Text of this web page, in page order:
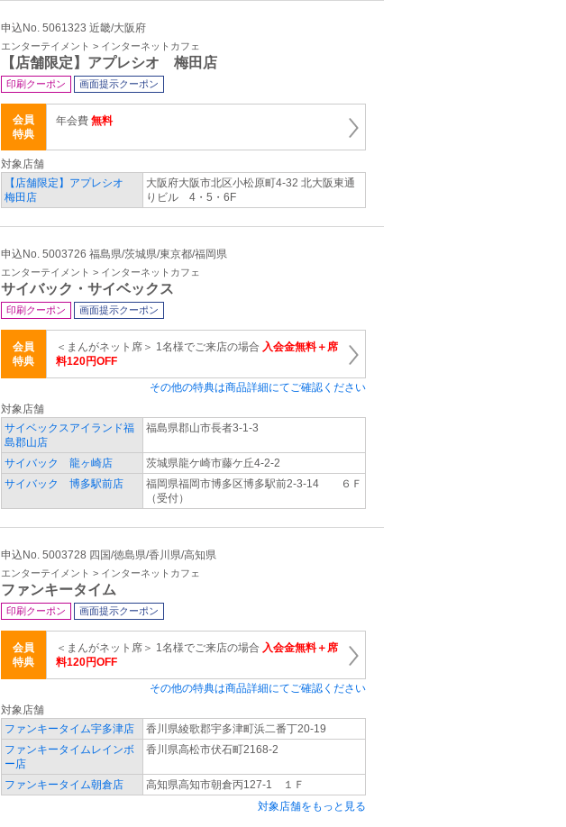
申込No. 5061323 近畿/大阪府
エンターテイメント > インターネットカフェ
【店舗限定】アプレシオ 梅田店
印刷クーポン 画面提示クーポン
会員
特典
年会費 無料
対象店舗
【店舗限定】アプレシオ
梅田店
大阪府大阪市北区小松原町4-32 北大阪東通
りビル 4・5・6F
申込No. 5003726 福島県/茨城県/東京都/福岡県
エンターテイメント > インターネットカフェ
サイバック・サイベックス
印刷クーポン 画面提示クーポン
会員
特典
＜まんがネット席＞ 1名様でご来店の場合 入会金無料＋席
料120円OFF
その他の特典は商品詳細にてご確認ください
対象店舗
サイベックスアイランド福
島郡山店
福島県郡山市長者3-1-3
サイバック 龍ヶ崎店
茨城県龍ケ崎市藤ケ丘4‐2‐2
サイバック 博多駅前店
福岡県福岡市博多区博多駅前2‐3‐14 ６Ｆ
（受付）
申込No. 5003728 四国/徳島県/香川県/高知県
エンターテイメント > インターネットカフェ
ファンキータイム
印刷クーポン 画面提示クーポン
会員
特典
＜まんがネット席＞ 1名様でご来店の場合 入会金無料＋席
料120円OFF
その他の特典は商品詳細にてご確認ください
対象店舗
ファンキータイム宇多津店
香川県綾歌郡宇多津町浜二番丁20‐19
ファンキータイムレインボ
ー店
香川県高松市伏石町2168‐2
ファンキータイム朝倉店
高知県高知市朝倉丙127‐1 １Ｆ
対象店舗をもっと見る